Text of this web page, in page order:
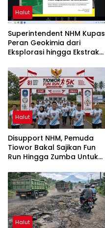
Halut
Superintendent NHM Kupas
Peran Geokimia dari
Eksplorasi hingga Ekstraksi
UNG
Halut
Disupport NHM, Pemuda
Tiowor Bakal Sajikan Fun
Run Hingga Zumba Untuk
Halut